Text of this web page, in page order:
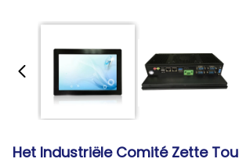
Het Industriële Comité Zette